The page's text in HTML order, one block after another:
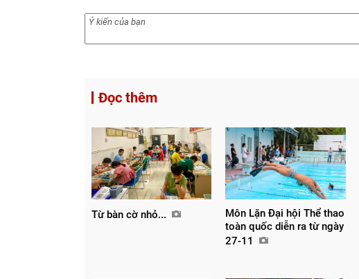
Đọc thêm
Từ bàn cờ nhỏ...
Môn Lặn Đại hội Thể thao
toàn quốc diễn ra từ ngày
27-11